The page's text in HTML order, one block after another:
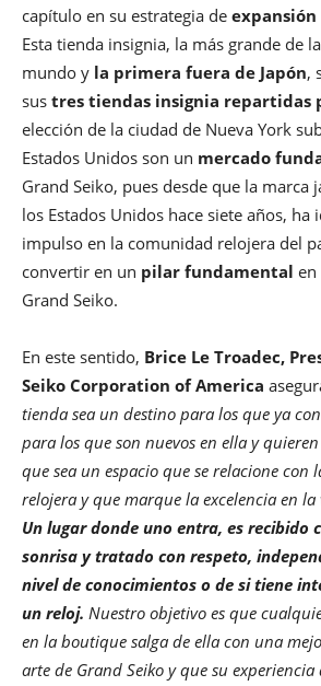
capítulo en su estrategia de
Esta tienda insignia, la más grande de
mundo y la primera fuera de Japón,
sus tres tiendas insignia repartidas
elección de la ciudad de Nueva York
Estados Unidos son un mercado
Grand Seiko, pues desde que la marca
los Estados Unidos hace siete años, ha
impulso en la comunidad relojera del
convertir en un pilar fundamental en
Grand Seiko.
En este sentido, Brice Le Troadec,
Seiko Corporation of America
tienda sea un destino para los que ya
para los que son nuevos en ella y
que sea un espacio que se relacione con
relojera y que marque la excelencia en
Un lugar donde uno entra, es recibido
sonrisa y tratado con respeto,
nivel de conocimientos o de si tiene
un reloj. Nuestro objetivo es que
en la boutique salga de ella con una
arte de Grand Seiko y que su